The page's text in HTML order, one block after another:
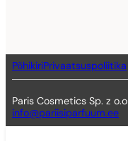
PõhikiriPrivaatsuspoliitika
Paris Cosmetics Sp. z o.o
info@pariisiparfuum.ee